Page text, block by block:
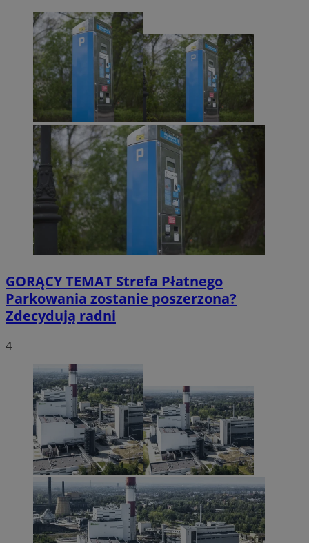
GORĄCY TEMAT Strefa Płatnego
Parkowania zostanie poszerzona?
Zdecydują radni
4